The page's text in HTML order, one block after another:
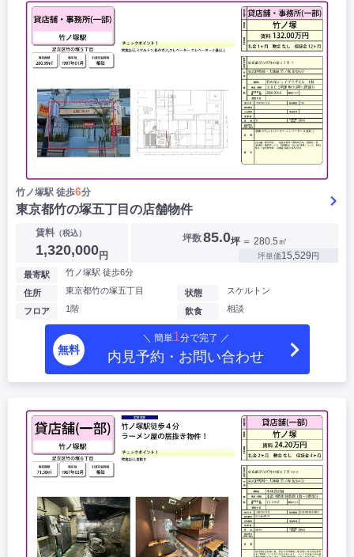
竹ノ塚駅 徒歩6分
東京都竹の塚五丁目の店舗物件
賃料 （税込）
1,320,000円
坪数85.0坪 ＝ 280.5㎡
坪単価15,529円
最寄駅 竹ノ塚駅 徒歩6分
住所 東京都竹の塚五丁目
フロア 1階
状態 スケルトン
飲食 相談
無料
＼ 簡単1分で完了 ／
内見予約・お問い合わせ